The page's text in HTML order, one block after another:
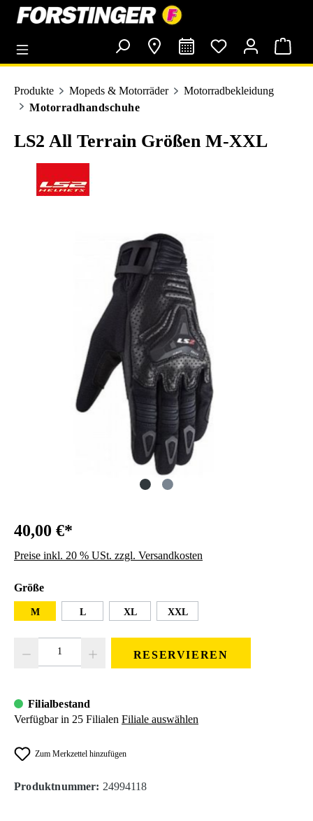
springen
Produkte Mopeds & Motorräder
Motorradbekleidung
Motorradhandschuhe
LS2 All Terrain Größen M-XXL
40,00 €*
Preise inkl. 20 % USt. zzgl. Versandkosten
Größeauswählen
M L XL XXL
RESERVIEREN
Filialbestand
Verfügbar in 25 Filialen Filiale auswählen
Zum Merkzettel hinzufügen
Produktnummer: 24994118